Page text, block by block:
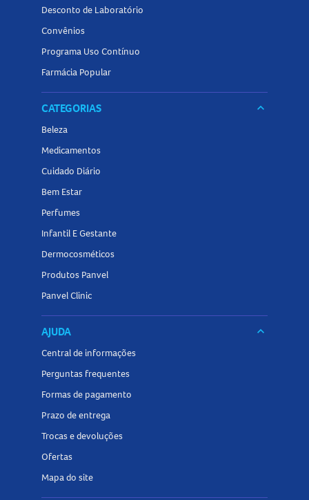
Desconto de Laboratório
Convênios
Programa Uso Contínuo
Farmácia Popular
CATEGORIAS keyboard_arrow_down
Beleza
Medicamentos
Cuidado Diário
Bem Estar
Perfumes
Infantil E Gestante
Dermocosméticos
Produtos Panvel
Panvel Clinic
AJUDA keyboard_arrow_down
Central de informações
Perguntas frequentes
Formas de pagamento
Prazo de entrega
Trocas e devoluções
Ofertas
Mapa do site